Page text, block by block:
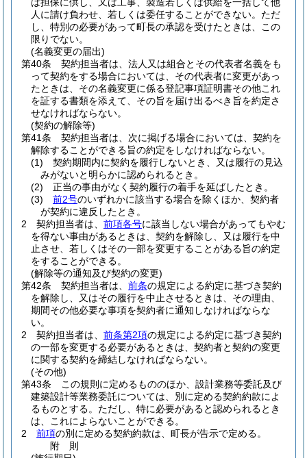
人に請け負わせ、若しくは委任することができない。 ただ
し、特別の必要があって町長の承認を受けたときは、この
限りでない。
(名義変更の届出)
第40条
契約担当者は、法人又は組合とその代表者名義をも
って契約をする場合においては、その代表者に変更があっ
たときは、その名義変更に係る登記事項証明書その他これ
を証する書類を添えて、その旨を届け出るべき旨を約定さ
せなければならない。
(契約の解除等)
第41条
契約担当者は、次に掲げる場合においては、契約を
解除することができる旨の約定をしなければならない。
(1)
契約期間内に契約を履行しないとき、又は履行の見込
みがないと明らかに認められるとき。
(2)
正当の事由がなく契約履行の着手を延ばしたとき。
(3)
前2号のいずれかに該当する場合を除くほか、契約者
が契約に違反したとき。
2
契約担当者は、 前項各号に該当しない場合があってもやむ
を得ない事由があるときは、契約を解除し、又は履行を中
止させ、若しくはその一部を変更することがある旨の約定
をすることができる。
(解除等の通知及び契約の変更)
第42条
契約担当者は、 前条の規定による約定に基づき契約
を解除し、又はその履行を中止させるときは、その理由、
期間その他必要な事項を契約者に通知しなければならな
い。
2
契約担当者は、 前条第2項の規定による約定に基づき契約
の一部を変更する必要があるときは、契約者と契約の変更
に関する契約を締結しなければならない。
(その他)
第43条
この規則に定めるもののほか、設計業務等委託及び
建築設計等業務委託については、別に定める契約約款によ
るものとする。 ただし、特に必要があると認められるとき
は、これによらないことができる。
2
前項の別に定める契約約款は、町長が告示で定める。
附 則